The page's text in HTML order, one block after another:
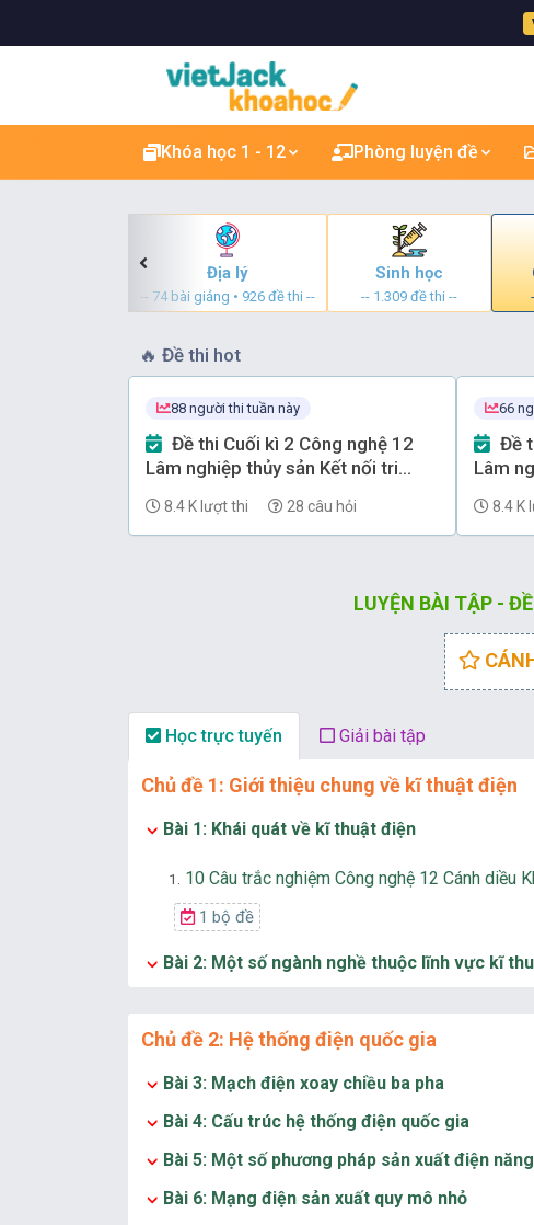
Khóa học 1 - 12 Phòng luyện đề
Địa lý
-- 74 bài giảng • 926 đề thi --
Sinh học
-- 1.309 đề thi --
🔥 Đề thi hot
88 người thi tuần này
Lâm nghiệp thủy sản Kết nối tri
8.4 K lượt thi 28 câu hỏi
66
Lâm
8.4 K
LUYỆN BÀI TẬP -
Học trực tuyến Giải bài tập
Chủ đề 1: Giới thiệu chung về kĩ thuật điện
Bài 1: Khái quát về kĩ thuật điện
1. 10 Câu trắc nghiệm Công nghệ 12 Cánh diều
1 bộ đề
Bài 2: Một số ngành nghề thuộc lĩnh vực kĩ
Chủ đề 2: Hệ thống điện quốc gia
Bài 3: Mạch điện xoay chiều ba pha
Bài 4: Cấu trúc hệ thống điện quốc gia
Bài 5: Một số phương pháp sản xuất điện năng
Bài 6: Mạng điện sản xuất quy mô nhỏ